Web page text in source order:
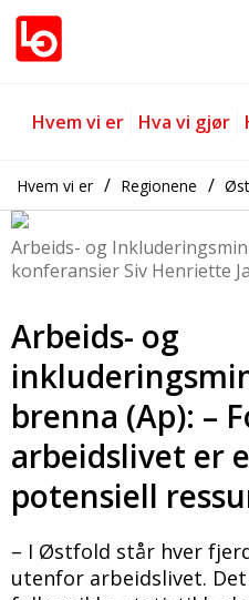
Gå til hovedinnhold
Gå til navigasjon
Hvem vi er Hva vi gjør
Hvem vi er Regionene
Arbeids- og
konferansier Siv Henriette
Arbeids- og
brenna (Ap): –
arbeidslivet er
potensiell
– I Østfold står hver
utenfor arbeidslivet.